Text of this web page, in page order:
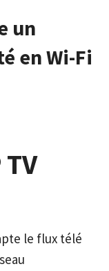
un
en Wi-Fi
le flux télé